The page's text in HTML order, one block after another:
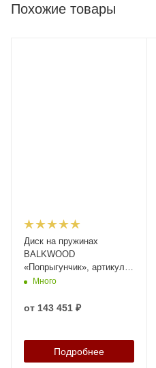
Похожие товары
Диск на пружинах
BALKWOOD
«Попрыгунчик», артикул
24993
Много
от 143 451 ₽
Подробнее